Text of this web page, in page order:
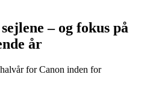
– og fokus på
år
for Canon inden for